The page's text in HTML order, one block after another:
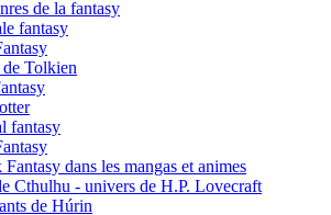
de la fantasy
fantasy
Tolkien
fantasy
dans les mangas et animes
Cthulhu - univers de H.P. Lovecraft
de Húrin